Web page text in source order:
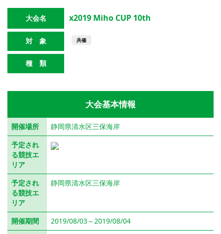
大会名 x2019 Miho CUP 10th
対 象 共催
種 類
大会基本情報
開催場所
静岡県清水区三保海岸
予定され
る競技エ
リア
予定され
る競技エ
リア
静岡県清水区三保海岸
開催期間
2019/08/03～2019/08/04